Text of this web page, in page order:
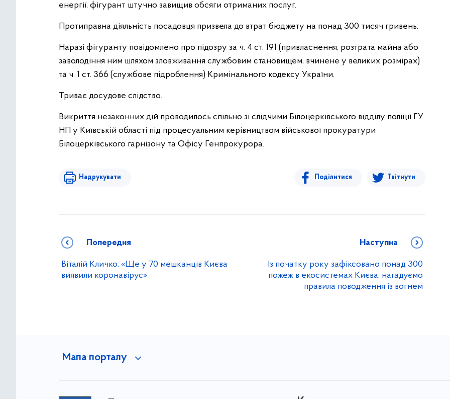
енергії, фігурант штучно завищив обсяги отриманих послуг.
Протиправна діяльність посадовця призвела до втрат бюджету на понад 300 тисяч гривень.
Наразі фігуранту повідомлено про підозру за ч. 4 ст. 191 (привласнення, розтрата майна або
заволодіння ним шляхом зловживання службовим становищем, вчинене у великих розмірах)
та ч. 1 ст. 366 (службове підроблення) Кримінального кодексу України.
Триває досудове слідство.
Викриття незаконних дій проводилось спільно зі слідчими Білоцерківського відділу поліції ГУ
НП у Київській області під процесуальним керівництвом військової прокуратури
Білоцерківського гарнізону та Офісу Генпрокурора.
Надрукувати Поділитися Твітнути
Попередня
Віталій Кличко: «Ще у 70 мешканців Києва
виявили коронавірус»
Наступна
Із початку року зафіксовано понад 300
пожеж в екосистемах Києва: нагадуємо
правила поводження із вогнем
Мапа порталу